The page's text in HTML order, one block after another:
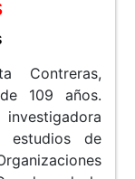
Contreras,
109 años.
estudios de